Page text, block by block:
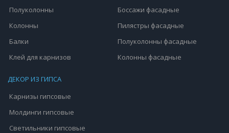
Полуколонны
Колонны
Балки
Клей для карнизов
Боссажи фасадные
Пилястры фасадные
Полуколонны фасадные
Колонны фасадные
ДЕКОР ИЗ ГИПСА
Карнизы гипсовые
Молдинги гипсовые
Светильники гипсовые